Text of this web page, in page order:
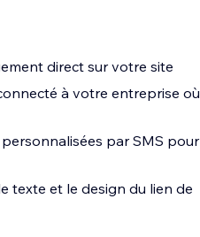
direct sur votre site
à votre entreprise où
par SMS pour
texte et le design du lien de